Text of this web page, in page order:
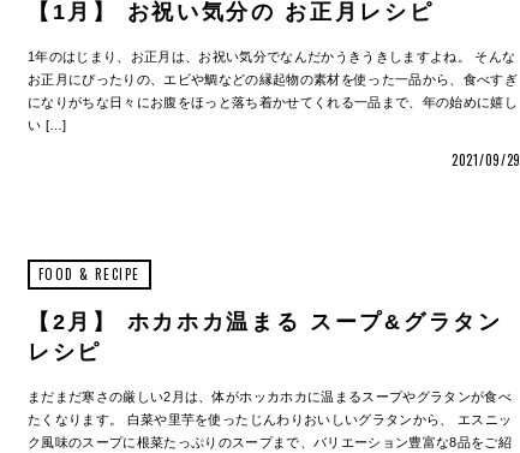
【1月】 お祝い気分の お正月レシピ
1年のはじまり、お正月は、お祝い気分でなんだかうきうきしますよね。 そんな
お正月にぴったりの、エビや鯛などの縁起物の素材を使った一品から、食べすぎ
になりがちな日々にお腹をほっと落ち着かせてくれる一品まで、年の始めに嬉し
い […]
2021/09/29
FOOD & RECIPE
【2月】 ホカホカ温まる スープ&グラタン
レシピ
まだまだ寒さの厳しい2月は、体がホッカホカに温まるスープやグラタンが食べ
たくなります。 白菜や里芋を使ったじんわりおいしいグラタンから、 エスニッ
ク風味のスープに根菜たっぷりのスープまで、バリエーション豊富な8品をご紹